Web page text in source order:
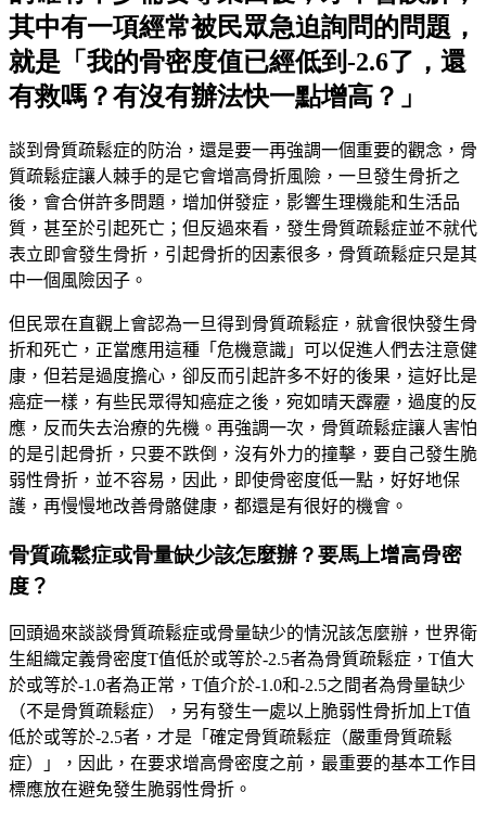
其中有一項經常被民眾急迫詢問的問題，
就是「我的骨密度值已經低到-2.6了，還
有救嗎？有沒有辦法快一點增高？」
談到骨質疏鬆症的防治，還是要一再強調一個重要的觀念，骨
質疏鬆症讓人棘手的是它會增高骨折風險，一旦發生骨折之
後，會合併許多問題，增加併發症，影響生理機能和生活品
質，甚至於引起死亡； 但反過來看，發生骨質疏鬆症並不就代
表立即會發生骨折，引起骨折的因素很多，骨質疏鬆症只是其
中一個風險因子。
但民眾在直觀上會認為一旦得到骨質疏鬆症，就會很快發生骨
折和死亡，正當應用這種「危機意識」可以促進人們去注意健
康，但若是過度擔心，卻反而引起許多不好的後果，這好比是
癌症一樣，有些民眾得知癌症之後，宛如晴天霹靂，過度的反
應，反而失去治療的先機。再強調一次，骨質疏鬆症讓人害怕
的是引起骨折，只要不跌倒，沒有外力的撞擊，要自己發生脆
弱性骨折，並不容易，因此，即使骨密度低一點，好好地保
護，再慢慢地改善骨骼健康，都還是有很好的機會。
骨質疏鬆症或骨量缺少該怎麼辦？要馬上增高骨密
度？
回頭過來談談骨質疏鬆症或骨量缺少的情況該怎麼辦，世界衛
生組織定義骨密度T值低於或等於-2.5者為骨質疏鬆症， T值大
於或等於-1.0者為正常， T值介於-1.0和-2.5之間者為骨量缺少
（不是骨質疏鬆症），另有發生一處以上脆弱性骨折加上T值
低於或等於-2.5者，才是「確定骨質疏鬆症（嚴重骨質疏鬆
症）」，因此，在要求增高骨密度之前，最重要的基本工作目
標應放在避免發生脆弱性骨折。